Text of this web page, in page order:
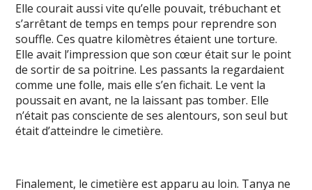
Elle courait aussi vite qu’elle pouvait, trébuchant et
s’arrêtant de temps en temps pour reprendre son
souffle. Ces quatre kilomètres étaient une torture.
Elle avait l’impression que son cœur était sur le point
de sortir de sa poitrine. Les passants la regardaient
comme une folle, mais elle s’en fichait. Le vent la
poussait en avant, ne la laissant pas tomber. Elle
n’était pas consciente de ses alentours, son seul but
était d’atteindre le cimetière.
Finalement, le cimetière est apparu au loin. Tanya ne